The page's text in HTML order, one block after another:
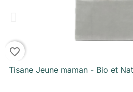
favorite_border
Tisane Jeune maman - Bio et